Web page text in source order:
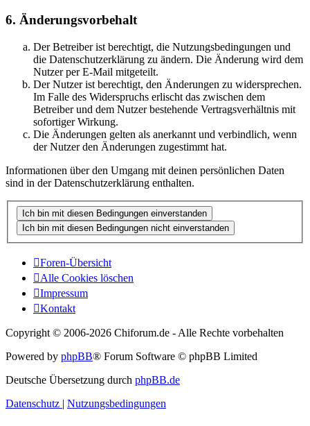
6. Änderungsvorbehalt
Der Betreiber ist berechtigt, die Nutzungsbedingungen und
die Datenschutzerklärung zu ändern. Die Änderung wird dem
Nutzer per E-Mail mitgeteilt.
Der Nutzer ist berechtigt, den Änderungen zu widersprechen.
Im Falle des Widerspruchs erlischt das zwischen dem
Betreiber und dem Nutzer bestehende Vertragsverhältnis mit
sofortiger Wirkung.
Die Änderungen gelten als anerkannt und verbindlich, wenn
der Nutzer den Änderungen zugestimmt hat.
Informationen über den Umgang mit deinen persönlichen Daten
sind in der Datenschutzerklärung enthalten.
Foren-Übersicht
Alle Cookies löschen
Impressum
Kontakt
Copyright © 2006-2026 Chiforum.de - Alle Rechte vorbehalten
Powered by phpBB® Forum Software © phpBB Limited
Deutsche Übersetzung durch phpBB.de
Datenschutz | Nutzungsbedingungen